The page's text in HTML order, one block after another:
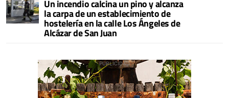
Un incendio calcina un pino y alcanza
la carpa de un establecimiento de
hostelería en la calle Los Ángeles de
Alcázar de San Juan